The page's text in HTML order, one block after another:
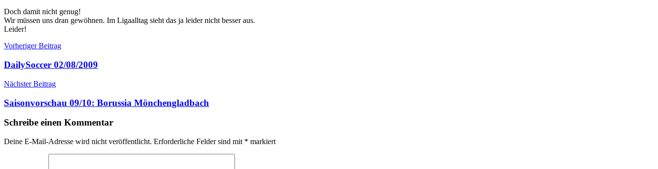
Doch damit nicht genug!
Wir müssen uns dran gewöhnen. Im Ligaalltag sieht das ja leider nicht besser aus.
Leider!
Beitragsnavigation
Vorheriger Beitrag
DailySoccer 02/08/2009
Nächster Beitrag
Saisonvorschau 09/10: Borussia Mönchengladbach
Schreibe einen Kommentar
Deine E-Mail-Adresse wird nicht veröffentlicht. Erforderliche Felder sind mit * markiert